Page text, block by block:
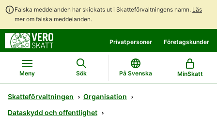
Falska meddelanden har skickats ut i Skatteförvaltningens namn. Läs
mer om falska meddelanden.
direkt
till
innehållet
till
hela
webbplatsens
sökning
Privatpersoner Företagskunder
Meny Sök På Svenska MinSkatt
Skatteförvaltningen
Organisation
Dataskydd och offentlighet